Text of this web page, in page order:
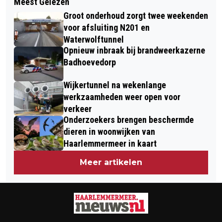
NA STRAFSCHOPPEN
UITGESCHAKELD OP WK
KETI KOTI 2026 IN HAARLEM: EEN
STAD DIE SAMEN HERDENKT EN DE
VRIJHEID VIERT
Groot onderhoud zorgt twee weekenden
voor afsluiting N201 en
Waterwolftunnel
Opnieuw inbraak bij brandweerkazerne
Badhoevedorp
Wijkertunnel na wekenlange
werkzaamheden weer open voor
verkeer
Onderzoekers brengen beschermde
dieren in woonwijken van
Haarlemmermeer in kaart
Meer artikelen